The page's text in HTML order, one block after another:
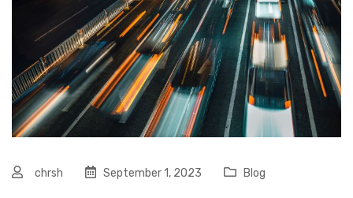
chrsh September 1, 2023 Blog